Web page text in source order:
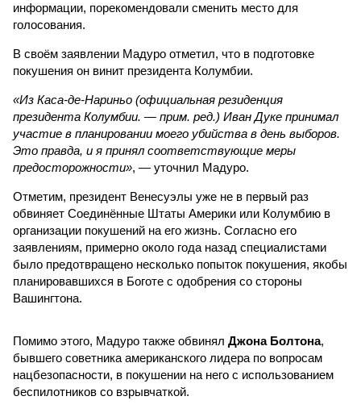
информации, порекомендовали сменить место для
голосования.
В своём заявлении Мадуро отметил, что в подготовке
покушения он винит президента Колумбии.
«Из Каса-де-Нариньо (официальная резиденция
президента Колумбии. — прим. ред.) Иван Дуке принимал
участие в планировании моего убийства в день выборов.
Это правда, и я принял соответствующие меры
предосторожности», — уточнил Мадуро.
Отметим, президент Венесуэлы уже не в первый раз
обвиняет Соединённые Штаты Америки или Колумбию в
организации покушений на его жизнь. Согласно его
заявлениям, примерно около года назад специалистами
было предотвращено несколько попыток покушения, якобы
планировавшихся в Боготе с одобрения со стороны
Вашингтона.
Помимо этого, Мадуро также обвинял Джона Болтона,
бывшего советника американского лидера по вопросам
нацбезопасности, в покушении на него с использованием
беспилотников со взрывчаткой.